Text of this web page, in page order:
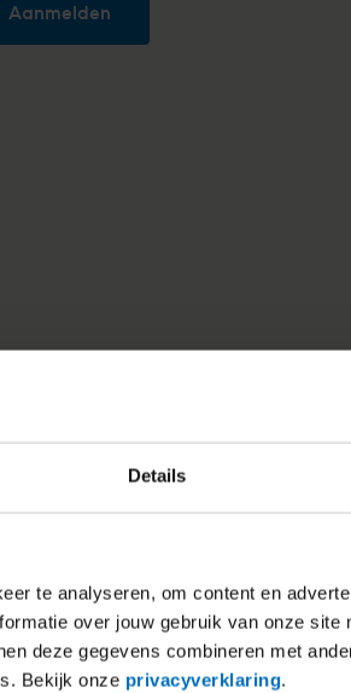
Details
te analyseren, om content en
over jouw gebruik van onze site
deze gegevens combineren met
Bekijk onze privacyverklaring.
Aanmelden